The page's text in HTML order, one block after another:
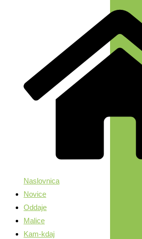
Naslovnica
Novice
Oddaje
Malice
Kam-kdaj